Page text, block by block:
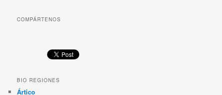
COMPÁRTENOS
BIO REGIONES
Ártico